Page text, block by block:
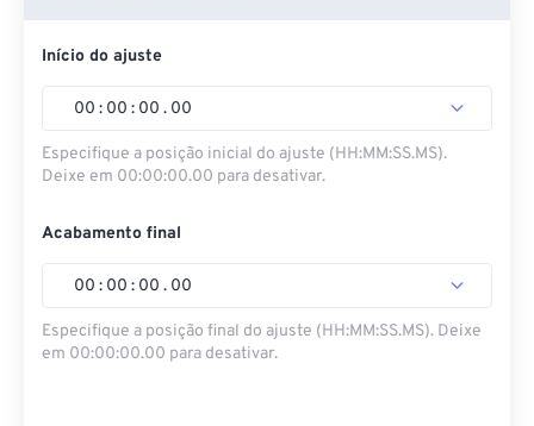
Início do ajuste
00 : 00 : 00 . 00
Especifique a posição inicial do ajuste (HH:MM:SS.MS).
Deixe em 00:00:00.00 para desativar.
Acabamento final
00 : 00 : 00 . 00
Especifique a posição final do ajuste (HH:MM:SS.MS). Deixe
em 00:00:00.00 para desativar.